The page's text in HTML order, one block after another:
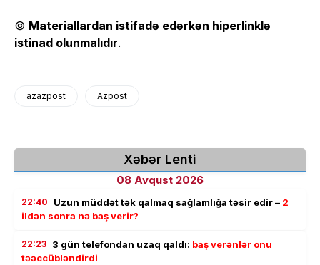
© Materiallardan istifadə edərkən hiperlinklə
istinad olunmalıdır.
azazpost Azpost
Xəbər Lenti
08 Avqust 2026
22:40 Uzun müddət tək qalmaq sağlamlığa təsir edir – 2
ildən sonra nə baş verir?
22:23 3 gün telefondan uzaq qaldı: baş verənlər onu
təəccübləndirdi